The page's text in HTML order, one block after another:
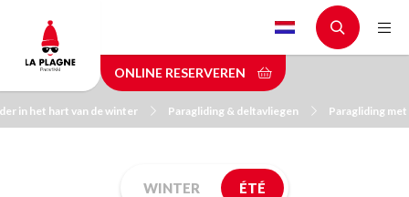
main
content
ONLINE RESERVEREN
in het hart van de winter Paragliding & deltavliegen Paragliding
WINTER ÉTÉ